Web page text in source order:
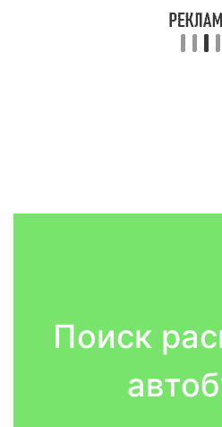
Поиск